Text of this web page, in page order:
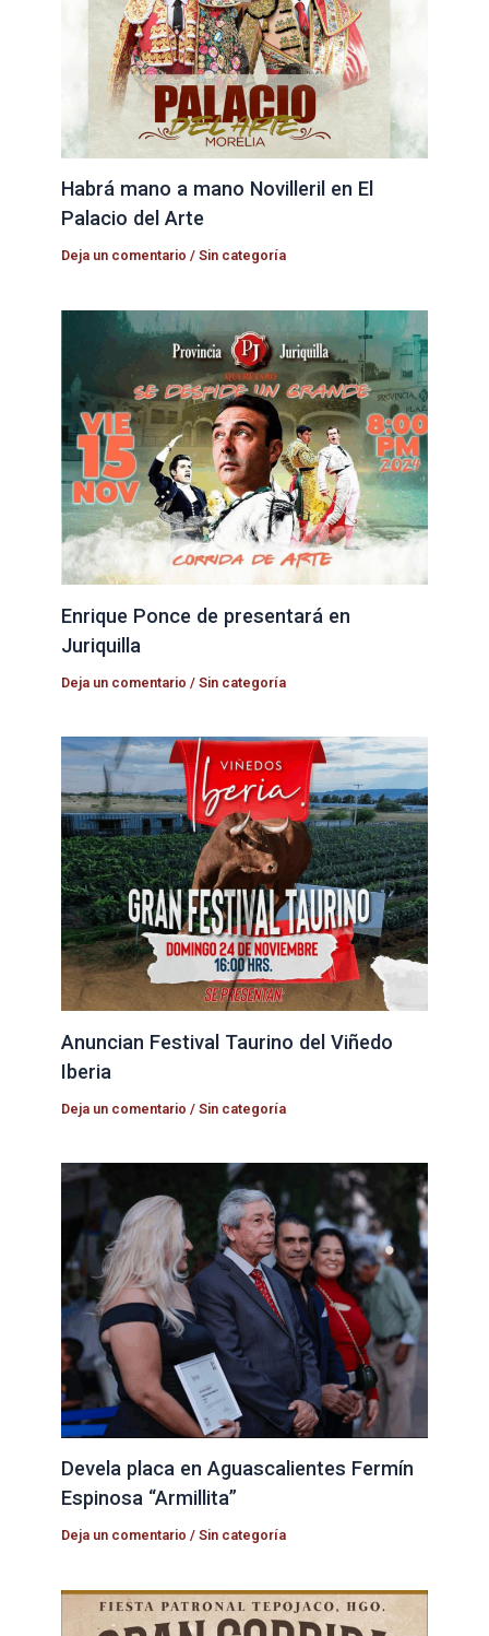
Habrá mano a mano Novilleril en El
Palacio del Arte
Deja un comentario /Sin categoría
Enrique Ponce de presentará en
Juriquilla
Deja un comentario /Sin categoría
Anuncian Festival Taurino del Viñedo
Iberia
Deja un comentario /Sin categoría
Devela placa en Aguascalientes Fermín
Espinosa “Armillita”
Deja un comentario /Sin categoría